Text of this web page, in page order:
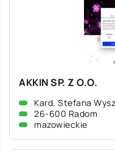
AKKIN SP. Z O.O.
Kard. Stefana
26-600 Radom
mazowieckie